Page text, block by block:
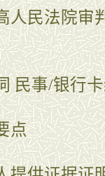
法院审判
事/银行卡